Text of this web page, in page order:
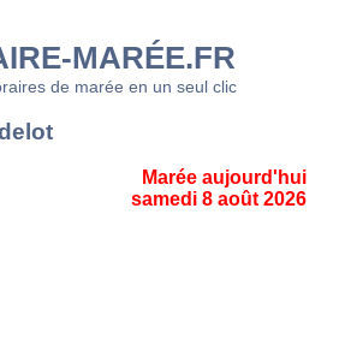
MARÉE.FR
de marée en un seul clic
Marée aujourd'hui
samedi 8 août 2026